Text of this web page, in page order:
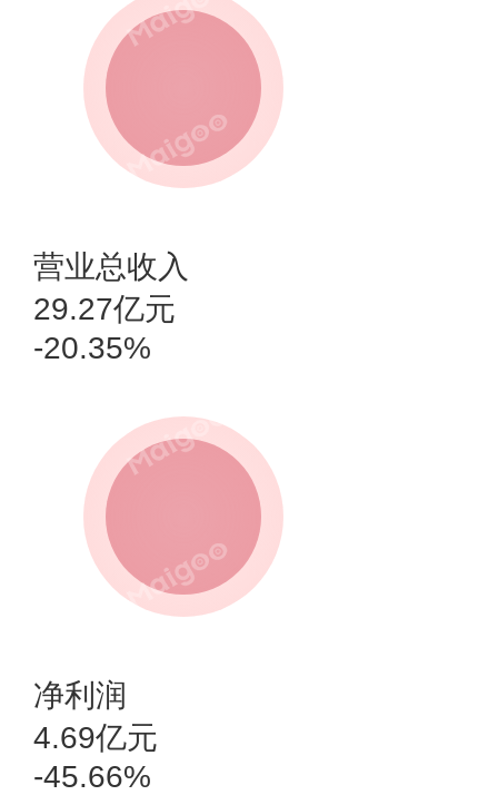
营业总收入
29.27亿元
-20.35%
净利润
4.69亿元
-45.66%